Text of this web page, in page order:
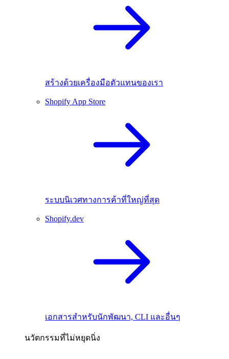
สร้างด้วยเครื่องมือตัวแทนของเรา
Shopify App Store
ระบบนิเวศทางการค้าที่ใหญ่ที่สุด
Shopify.dev
เอกสารสำหรับนักพัฒนา, CLI และอื่นๆ
นวัตกรรมที่ไม่หยุดนิ่ง